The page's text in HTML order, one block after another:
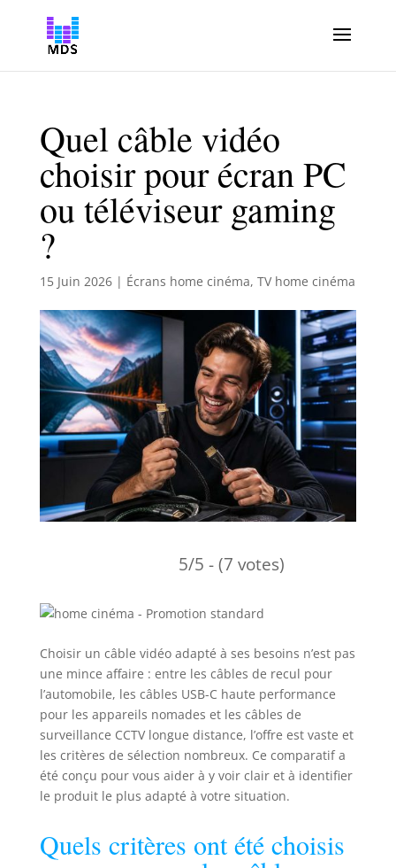
Quel câble vidéo
choisir pour écran PC
ou téléviseur gaming
?
15 Juin 2026| Écrans home cinéma, TV home cinéma
5/5 - (7 votes)
Choisir un câble vidéo adapté à ses besoins n’est pas
une mince affaire : entre les câbles de recul pour
l’automobile, les câbles USB-C haute performance
pour les appareils nomades et les câbles de
surveillance CCTV longue distance, l’offre est vaste et
les critères de sélection nombreux. Ce comparatif a
été conçu pour vous aider à y voir clair et à identifier
le produit le plus adapté à votre situation.
Quels critères ont été choisis